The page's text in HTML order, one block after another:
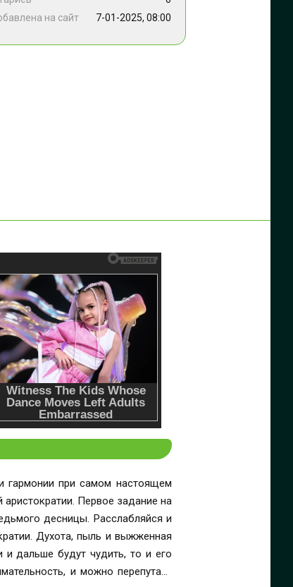
на сайт
7-01-2025, 08:00
гармонии при самом настоящем
задание на
десницы. Расслабляйся и
и дальше будут чудить, то и его